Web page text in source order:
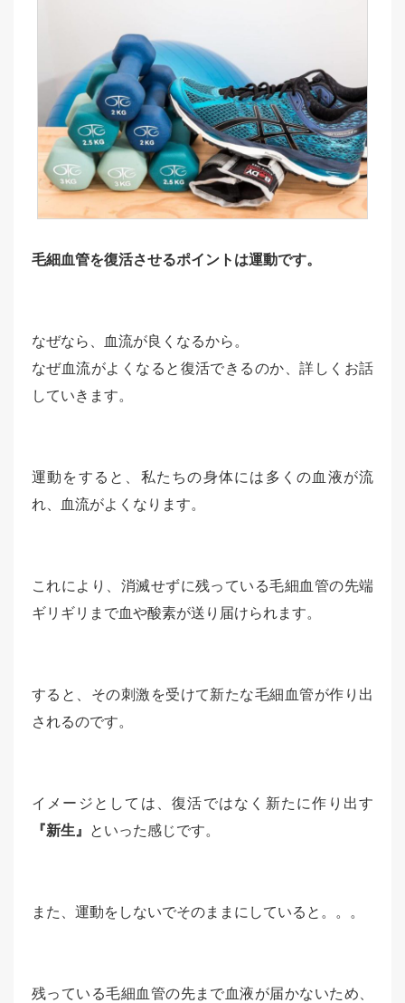
毛細血管を復活させるポイントは運動です。
なぜなら、血流が良くなるから。
なぜ血流がよくなると復活できるのか、詳しくお話
していきます。
運動をすると、私たちの身体には多くの血液が流
れ、血流がよくなります。
これにより、消滅せずに残っている毛細血管の先端
ギリギリまで血や酸素が送り届けられます。
すると、その刺激を受けて新たな毛細血管が作り出
されるのです。
イメージとしては、復活ではなく新たに作り出す
『新生』
といった感じです。
また、運動をしないでそのままにしていると。。。
残っている毛細血管の先まで血液が届かないため、